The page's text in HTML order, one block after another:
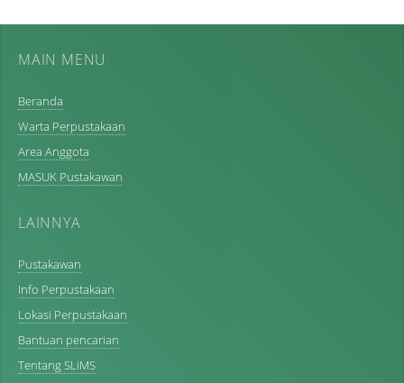
MAIN MENU
Beranda
Warta Perpustakaan
Area Anggota
MASUK Pustakawan
LAINNYA
Pustakawan
Info Perpustakaan
Lokasi Perpustakaan
Bantuan pencarian
Tentang SLiMS